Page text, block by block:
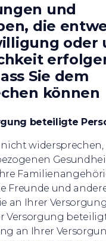
und
die
oder
Sie dem
können
beteiligte
nicht
Freunde und
an Ihrer
Versorgung
an Ihrer